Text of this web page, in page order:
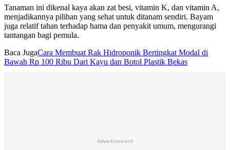
Tanaman ini dikenal kaya akan zat besi, vitamin K, dan vitamin A,
menjadikannya pilihan yang sehat untuk ditanam sendiri. Bayam
juga relatif tahan terhadap hama dan penyakit umum, mengurangi
tantangan bagi pemula.
Baca JugaCara Membuat Rak Hidroponik Bertingkat Modal di
Bawah Rp 100 Ribu Dari Kayu dan Botol Plastik Bekas
Advertisement